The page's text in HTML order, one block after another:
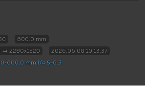
600.0 mm
→ 2280x1520
2026:06:08 10:13:37
600.0 mm f/4.5-6.3